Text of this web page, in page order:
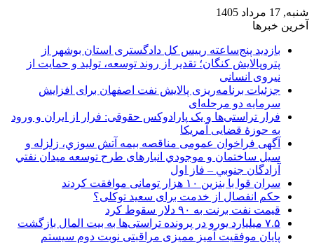
شنبه, 17 مرداد 1405
آخرین خبرها
بازدید پنج‌ساعته رییس کل دادگستری استان بوشهر از
پتروپالایش کنگان؛ تقدیر از روند توسعه، تولید و حمایت از
نیروی انسانی
جزئیات برنامه‌ریزی پالایش نفت اصفهان برای افزایش
سرمایه دو مرحله‌ای
فرار تراستی‌ها و یک پارادوکس حقوقی: فرار از ایران و ورود
به حوزۀ قضایی آمریکا
آگهی فراخوان عمومی مناقصه بيمه آتش سوزي، زلزله و
سیل ساختمان و موجودي انبارهای طرح توسعه ميدان نفتي
آزادگان جنوبي – فاز اول
سران قوا با بنزین ۱۰ هزار تومانی موافقت کردند
حکم انفصال از خدمت برای سعید توکلی؟
قیمت نفت برنت به ۹۰ دلار سقوط کرد
۷.۵ میلیارد یورو در پرونده تراستی‌ها به بیت المال بازگشت
پایان موفقیت آمیز ممیزی مراقبتی نوبت دوم سیستم